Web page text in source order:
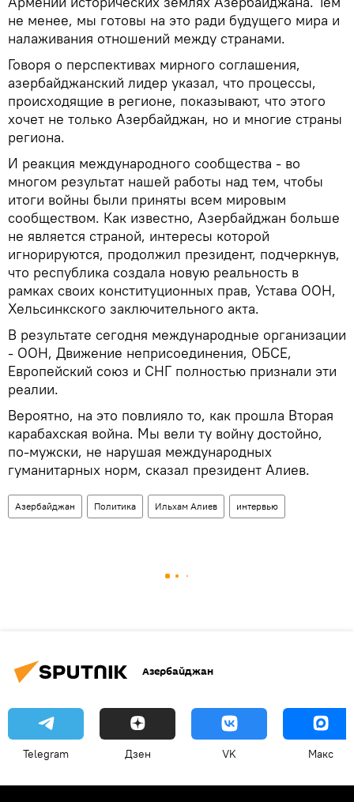
не менее, мы готовы на это ради будущего мира и
налаживания отношений между странами.
Говоря о перспективах мирного соглашения,
азербайджанский лидер указал, что процессы,
происходящие в регионе, показывают, что этого
хочет не только Азербайджан, но и многие страны
региона.
И реакция международного сообщества - во
многом результат нашей работы над тем, чтобы
итоги войны были приняты всем мировым
сообществом. Как известно, Азербайджан больше
не является страной, интересы которой
игнорируются, продолжил президент, подчеркнув,
что республика создала новую реальность в
рамках своих конституционных прав, Устава ООН,
Хельсинкского заключительного акта.
В результате сегодня международные организации
- ООН, Движение неприсоединения, ОБСЕ,
Европейский союз и СНГ полностью признали эти
реалии.
Вероятно, на это повлияло то, как прошла Вторая
карабахская война. Мы вели ту войну достойно,
по-мужски, не нарушая международных
гуманитарных норм, сказал президент Алиев.
Азербайджан Политика Ильхам Алиев интервью
Азербайджан
Telegram Дзен VK Макс